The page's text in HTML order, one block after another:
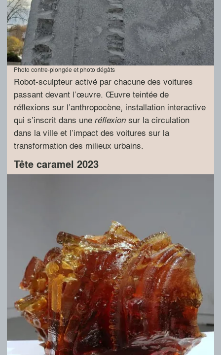
Photo contre-plongée et photo dégâts
Robot-sculpteur activé par chacune des voitures
passant devant l’œuvre. Œuvre teintée de
réflexions sur l’anthropocène, installation interactive
qui s’inscrit dans uneréflexion sur la circulation
dans la ville et l’impact des voitures sur la
transformation des milieux urbains.
Tête caramel 2023